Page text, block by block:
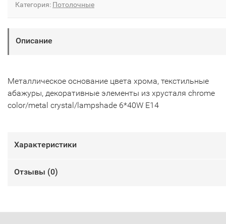
Категория: Потолочные
Описание
Металлическое основание цвета хрома, текстильные
абажуры, декоративные элементы из хрусталя chrome
color/metal crystal/lampshade 6*40W E14
Характеристики
Отзывы (0)